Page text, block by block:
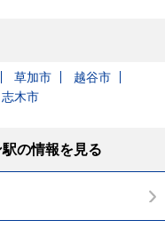
草加市
越谷市
志木市
の情報を見る